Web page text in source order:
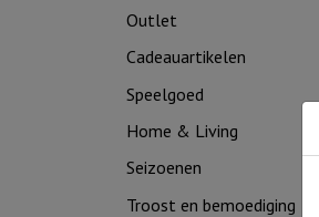
Outlet
Cadeauartikelen
Speelgoed
Home & Living
Seizoenen
Troost en bemoediging